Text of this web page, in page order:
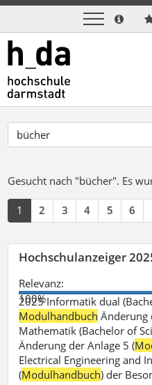
Gesucht nach "bücher". Es
1 2 3 4 5 6
Hochschulanzeiger
Relevanz:
100%
2025 Informatik dual
Modulhandbuch Änderung
Mathematik (Bachelor of
Änderung der Anlage 5 (
Electrical Engineering and
(Modulhandbuch) der